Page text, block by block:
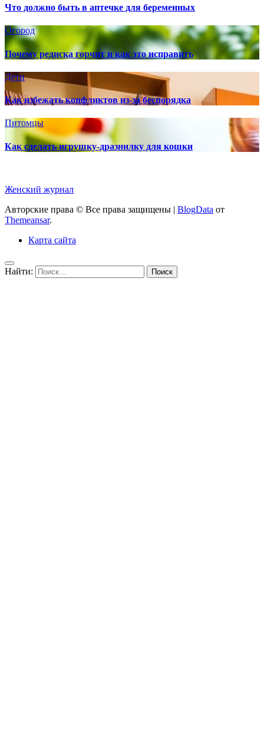
Что должно быть в аптечке для беременных
Огород
Почему редиска горчит и как это исправить
Дети
Как избежать конфликтов из-за беспорядка
Питомцы
Как сделать игрушку-дразнилку для кошки
Женский журнал
Авторские права © Все права защищены | BlogData от
Themeansar.
Карта сайта
Найти: